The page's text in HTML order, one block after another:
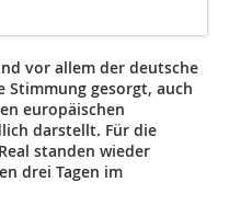
vor allem der deutsche
gesorgt, auch
europäischen
darstellt. Für die
standen wieder
drei Tagen im